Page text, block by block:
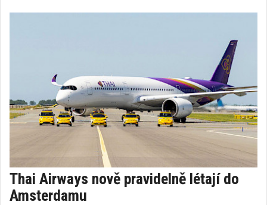
Thai Airways nově pravidelně létají do
Amsterdamu